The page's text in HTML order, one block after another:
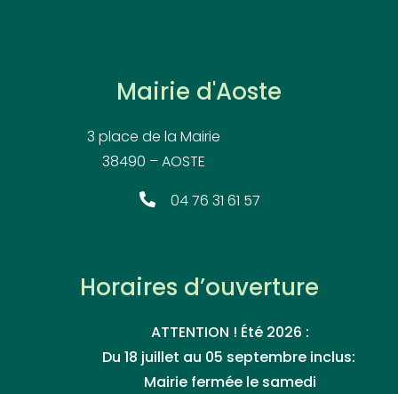
Mairie d'Aoste
3 place de la Mairie
38490 – AOSTE
04 76 31 61 57
Horaires d’ouverture
ATTENTION ! Été 2026 :
Du 18 juillet au 05 septembre inclus:
Mairie fermée le samedi